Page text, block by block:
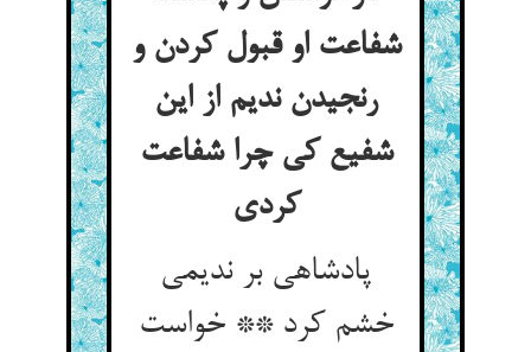
شفاعت او قبول کردن و
رنجیدن ندیم از این
شفیع کی چرا شفاعت
کردی
پادشاهی بر ندیمی
خشم کرد ** خواست